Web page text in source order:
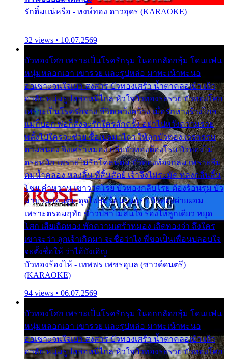
รักติ๋มแน่หรือ - หงษ์ทอง ดาวอุดร (KARAOKE)
32 views • 10.07.2569
บัวทองโศก เพราะเป็นโรครักรุม ในอกกลัดกลุ้ม โดนแฟน
หนุ่มหลอกเอา เขารวย และรูปหล่อ มาพะเน้าพะนอ
ออเซาะจนใจเบา สงสาร บัวทองเศร้า น้ำตาคลอเบ้า เฝ้า
อาลัย หนุ่มรูปหล่อหนีไกล หัวใจบัวทองระรวย บัวทองโศก
เพราะเป็นโรครักจาง ชีวิตเคว้งคว้าง เมื่อรักห่างร้างไกล
แม่ก็บอก พ่อก็สั่งจะรักใครสักครั้ง อย่าไปหวังความรวย
พลั้งไปใครจะช่วย ซื้อเปลมาไกว ให้ลูกบัวทอง เวรกรรม
ตามสนอง จึงเศร้าหมอง กลีบบัวทองต้องโรย บัวทองไม่
ตระหนัก เพราะไม่รักโคลนตม บัวทองท้องกลม เพราะลืม
ตมน้ำคลอง หลงลิ้น ที่สิ้นสัตย์ เจ้าจึงไม่ระมัด หลงกลิ่นลิ้น
โชย คำหวาน เขาวาดโรย บัวทองกลีบโรย ต้องร้อนรุม บัว
มาบานก่อนตูม ดุจไฟสุมร้อนรุมอุรา บัวทองผ่ายผอม
เพราะตรอมฤทัย ข้าวปลาไม่สนใจ ร้องไห้ลูกเดียว หยุด
โศก เสียเถิดทอง พักความเศร้าหมอง เถิดทองจ๋า ถึงใคร
เขาจะว่า ลูกเจ้าเกิดมา จะชื่อว่าไง พี่ขอเป็นเพื่อนปลอบใจ
จะตั้งชื่อให้ ว่าไอ้บังเอิญ
บัวทองร้องไห้ - เทพพร เพชรอุบล (ซาวด์ดนตรี)
(KARAOKE)
94 views • 06.07.2569
บัวทองโศก เพราะเป็นโรครักรุม ในอกกลัดกลุ้ม โดนแฟน
หนุ่มหลอกเอา เขารวย และรูปหล่อ มาพะเน้าพะนอ
ออเซาะจนใจเบา สงสาร บัวทองเศร้า น้ำตาคลอเบ้า เฝ้า
อาลัย หนุ่มรูปหล่อหนีไกล หัวใจบัวทองระรวย บัวทองโศก